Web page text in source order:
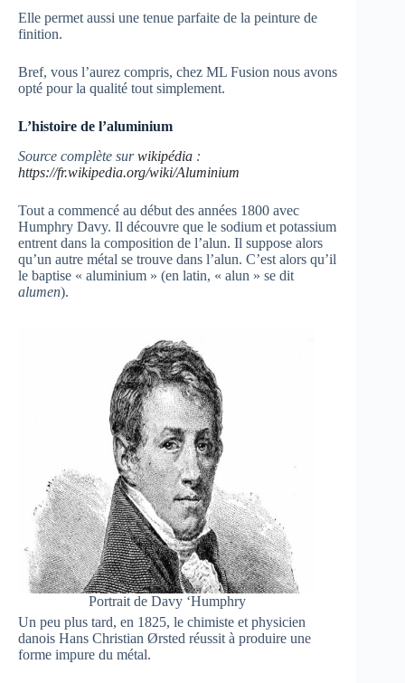
Elle permet aussi une tenue parfaite de la peinture de
finition.
Bref, vous l’aurez compris, chez ML Fusion nous avons
opté pour la qualité tout simplement.
L’histoire de l’aluminium
Source complète surwikipédia :
https://fr.wikipedia.org/wiki/Aluminium
Tout a commencé au début des années 1800 avec
Humphry Davy. Il découvre que le sodium et potassium
entrent dans la composition de l’alun. Il suppose alors
qu’un autre métal se trouve dans l’alun. C’est alors qu’il
le baptise « aluminium » (en latin, « alun » se dit
alumen).
Portrait de Davy ‘Humphry
Un peu plus tard, en 1825, le chimiste et physicien
danois Hans Christian Ørsted réussit à produire une
forme impure du métal.